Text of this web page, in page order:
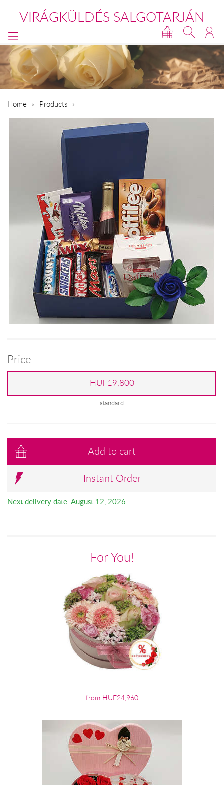
VIRÁGKÜLDÉS SALGOTARJÁN
Home Products
Price
HUF19,800
standard
Add to cart
Instant Order
Next delivery date: August 12, 2026
For You!
from HUF24,960